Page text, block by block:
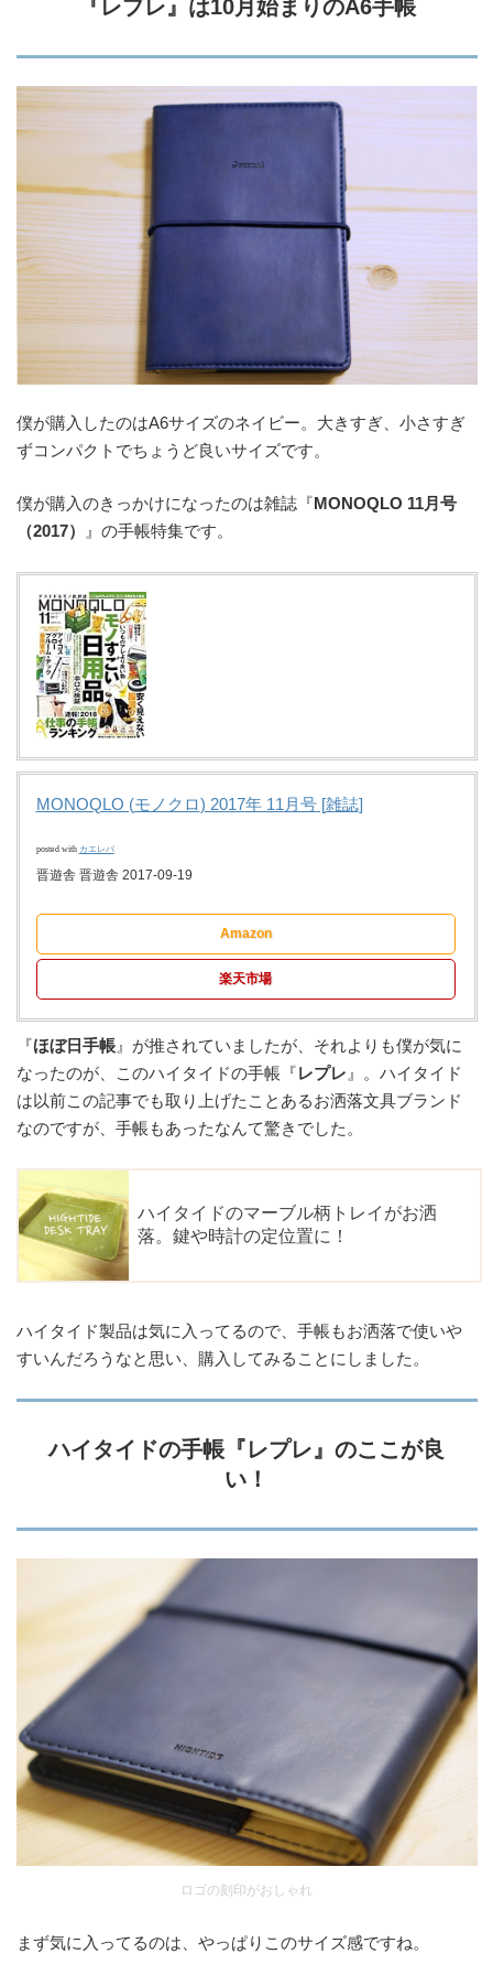
『レプレ』は10月始まりのA6手帳
僕が購入したのはA6サイズのネイビー。大きすぎ、小さすぎ
ずコンパクトでちょうど良いサイズです。
僕が購入のきっかけになったのは雑誌『 MONOQLO 11月号
（2017）
』の手帳特集です。
MONOQLO (モノクロ) 2017年11 月号[雑誌]
posted with カエレバ
晋遊舎 晋遊舎 2017-09-19
Amazon
楽天市場
『ほぼ日手帳』が推されていましたが、それよりも僕が気に
なったのが、このハイタイドの手帳『レプレ』。ハイタイド
は以前この記事でも取り上げたことあるお洒落文具ブランド
なのですが、手帳もあったなんて驚きでした。
ハイタイド製品は気に入ってるので、手帳もお洒落で使いや
すいんだろうなと思い、購入してみることにしました。
ハイタイドの手帳『レプレ』のここが良
い！
ロゴの刻印がおしゃれ
まず気に入ってるのは、やっぱりこのサイズ感ですね。